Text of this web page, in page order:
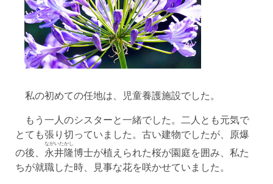
私の初めての任地は、児童養護施設でした。
もう一人のシスターと一緒でした。二人とも元気で
とても張り切っていました。古い建物でしたが、原爆
の後、 永井隆
ながいたかし
博士が植えられた桜が園庭を囲み、私た
ちが就職した時、見事な花を咲かせていました。